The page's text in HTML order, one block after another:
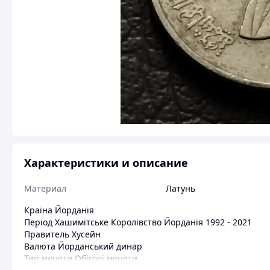
Характеристики и описание
Материал
Латунь
Країна Йорданія
Період Хашимітське Королівство Йорданія 1992 - 2021
Правитель Хусейн
Валюта Йорданський динар
Тип монети Обігові монети